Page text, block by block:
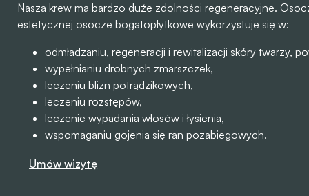
Nasza krew ma bardzo duźe zdolności regeneracyjne.
estetycznej osocze bogatopłytkowe wykorzystuje się w:
odmładzaniu, regeneracji i rewitalizacji skóry twarzy,
wypełnianiu drobnych zmarszczek,
leczeniu blizn potrądzikowych,
leczeniu rozstępów,
leczenie wypadania włosów i łysienia,
wspomaganiu gojenia się ran pozabiegowych.
Umów wizytę